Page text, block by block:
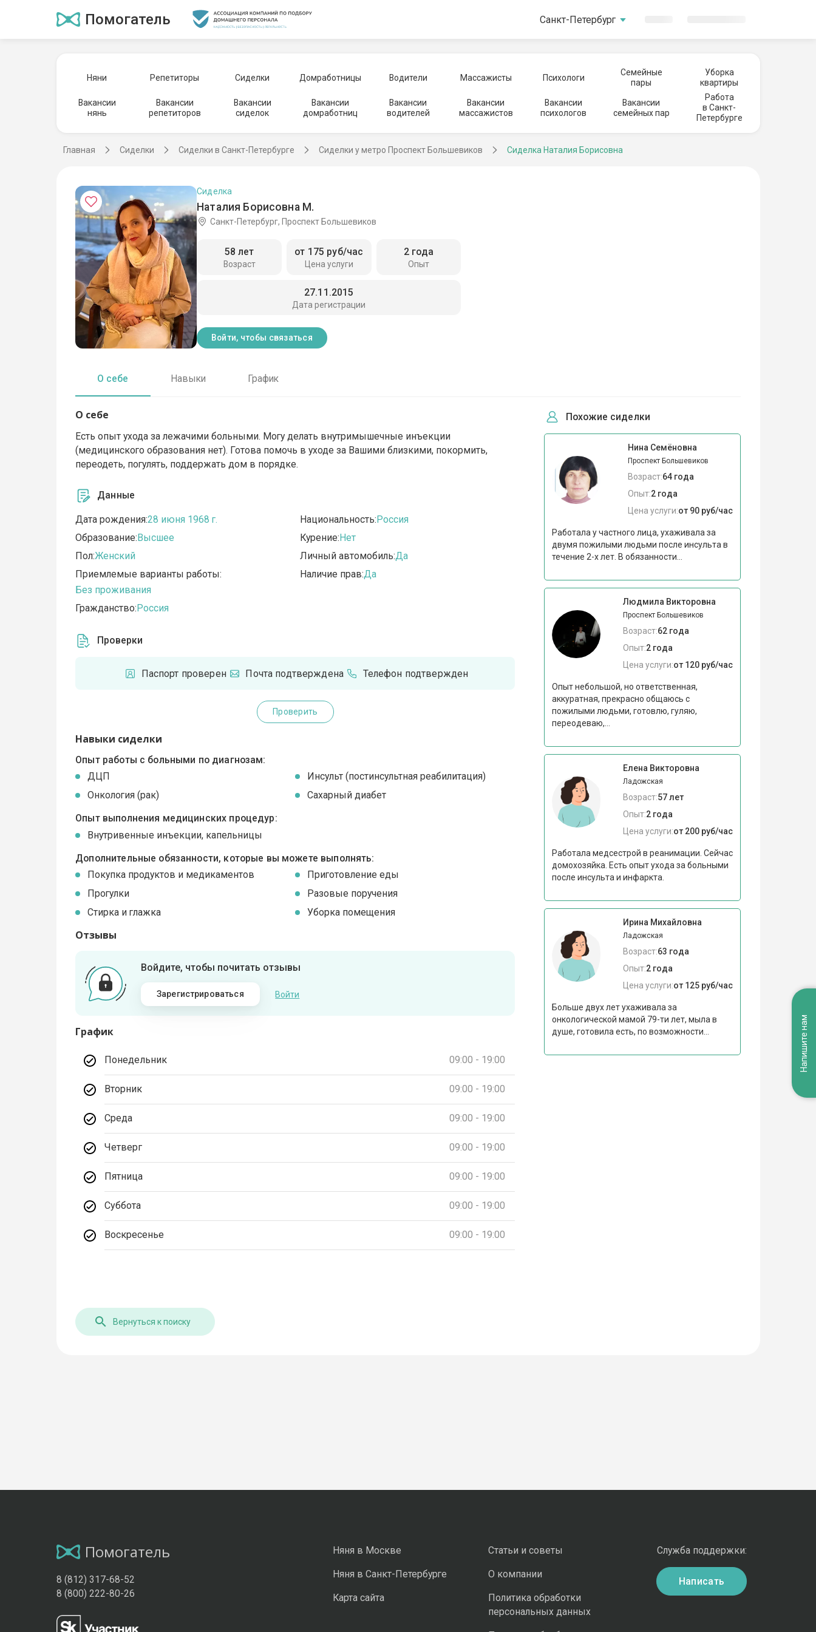
Помогатель Санкт-Петербург
Няни Репетиторы Сиделки Домработницы Водители Массажисты Психологи
Семейные
пары
Уборка
квартиры
Вакансии
нянь
Вакансии
репетиторов
Вакансии
сиделок
Вакансии
домработниц
Вакансии
водителей
Вакансии
массажистов
Вакансии
психологов
Вакансии
семейных пар
Работа
в Санкт-
Петербурге
Главная Сиделки Сиделки в Санкт-Петербурге Сиделки у метро Проспект Большевиков Сиделка Наталия Борисовна
Наталия Борисовна М.
Сиделка
Санкт-Петербург, Проспект Большевиков
Возраст
58 лет
Цена услуги
от 175 руб/час
Опыт
2 года
Дата регистрации
27.11.2015
Войти, чтобы связаться
О себе Навыки График
О себе
Есть опыт ухода за лежачими больными. Могу делать внутримышечные инъекции
(медицинского образования нет). Готова помочь в уходе за Вашими близкими, покормить,
переодеть, погулять, поддержать дом в порядке.
Данные
Дата рождения:28 июня 1968 г.
Образование:Высшее
Пол:Женский
Приемлемые варианты работы:
Без проживания
Гражданство:Россия
Национальность:Россия
Курение:Нет
Личный автомобиль:Да
Наличие прав:Да
Проверки
Паспорт проверен Почта подтверждена Телефон подтвержден
Проверить
Навыки сиделки
Опыт работы с больными по диагнозам:
ДЦП
Инсульт (постинсультная реабилитация)
Онкология (рак)
Сахарный диабет
Опыт выполнения медицинских процедур:
Внутривенные инъекции, капельницы
Дополнительные обязанности, которые вы можете выполнять:
Покупка продуктов и медикаментов
Приготовление еды
Прогулки
Разовые поручения
Стирка и глажка
Уборка помещения
Отзывы
Войдите, чтобы почитать отзывы
Зарегистрироваться Войти
График
Понедельник 09:00 - 19:00
Вторник 09:00 - 19:00
Среда 09:00 - 19:00
Четверг 09:00 - 19:00
Пятница 09:00 - 19:00
Суббота 09:00 - 19:00
Воскресенье 09:00 - 19:00
Похожие сиделки
Нина Семёновна
Проспект Большевиков
Возраст:64 года
Опыт:2 года
Цена услуги:от 90 руб/час
Работала у частного лица, ухаживала за
двумя пожилыми людьми после инсульта в
течение 2-х лет. В обязанности...
Людмила Викторовна
Проспект Большевиков
Возраст:62 года
Опыт:2 года
Цена услуги:от 120 руб/час
Опыт небольшой, но ответственная,
аккуратная, прекрасно общаюсь с
пожилыми людьми, готовлю, гуляю,
переодеваю,...
Елена Викторовна
Ладожская
Возраст:57 лет
Опыт:2 года
Цена услуги:от 200 руб/час
Работала медсестрой в реанимации. Сейчас
домохозяйка. Есть опыт ухода за больными
после инсульта и инфаркта.
Ирина Михайловна
Ладожская
Возраст:63 года
Опыт:2 года
Цена услуги:от 125 руб/час
Больше двух лет ухаживала за
онкологической мамой 79-ти лет, мыла в
душе, готовила есть, по возможности...
Вернуться к поиску
Помогатель
8 (812) 317-68-52
8 (800) 222-80-26
Няня в Москве
Няня в Санкт-Петербурге
Карта сайта
Статьи и советы
О компании
Политика обработки
персональных данных
Служба поддержки:
Написать
Напишите нам